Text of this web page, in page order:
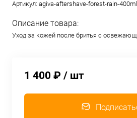
Артикул: agiva-aftershave-forest-rain-400ml
Описание товара:
Уход за кожей после бритья с
1 400 ₽ / шт